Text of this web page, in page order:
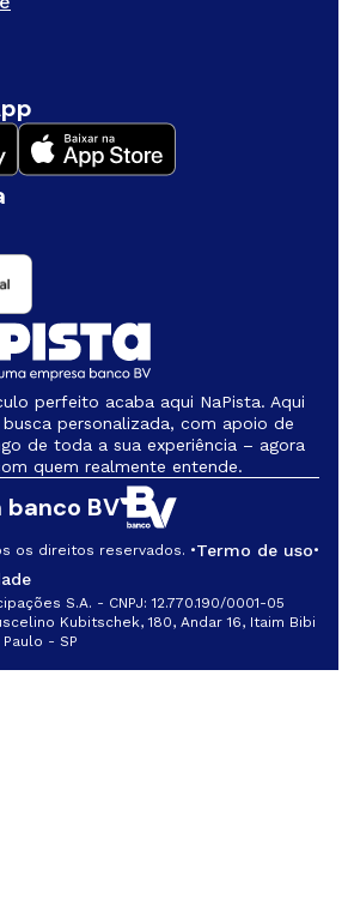
perfeito acaba aqui NaPista. Aqui
personalizada, com apoio de
de toda a sua experiência – agora
quem realmente entende.
os direitos reservados. •Termo de uso•
S.A. - CNPJ: 12.770.190/0001-05
Kubitschek, 180, Andar 16, Itaim Bibi
- SP
BV